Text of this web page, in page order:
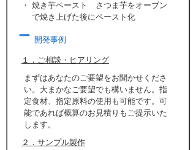
・ 焼き芋ペースト さつま芋をオーブン
で焼き上げた後にペースト化
開発事例
１．ご相談・ヒアリング
まずはあなたのご要望をお聞かせくださ
い。大まかなご要望でも構いません。指
定食材、指定原料の使用も可能です。可
能であれば概算のお見積りもご提示いた
します。
２．サンプル製作